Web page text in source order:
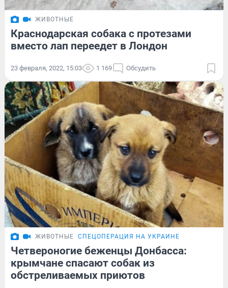
ЖИВОТНЫЕ
Краснодарская собака с протезами
вместо лап переедет в Лондон
23 февраля, 2022, 15:03 1 169 Обсудить
ЖИВОТНЫЕ СПЕЦОПЕРАЦИЯ НА УКРАИНЕ
Четвероногие беженцы Донбасса:
крымчане спасают собак из
обстреливаемых приютов